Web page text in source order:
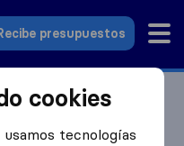
presupuestos
Sant Quirze del Vallès
cookies
tecnologías